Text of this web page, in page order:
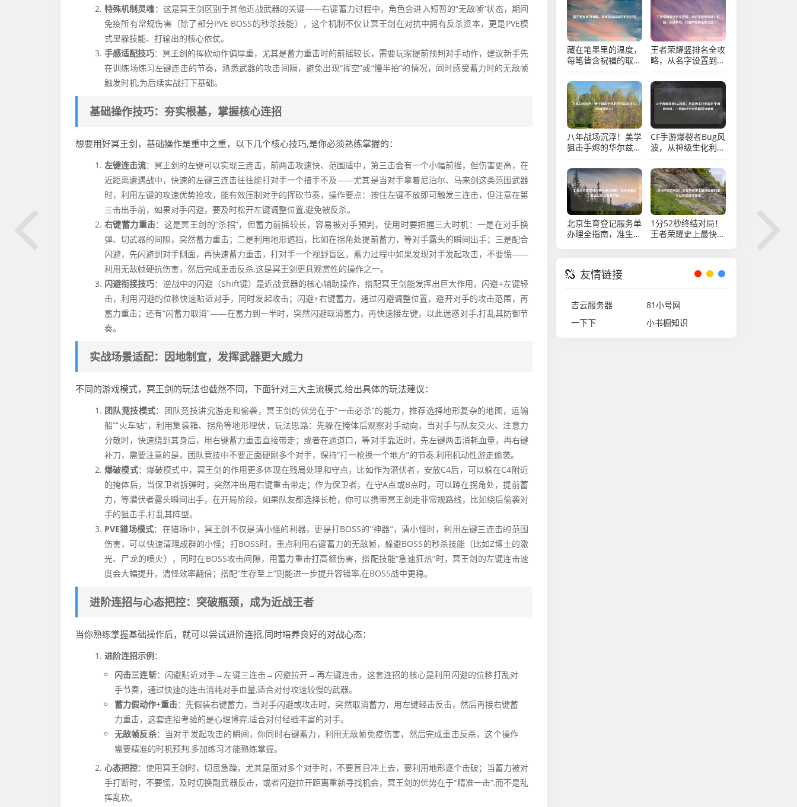
特殊机制灵魂：这是冥王剑区别于其他近战武器的关键——右键蓄力过程中，角色会进入短暂的“无敌帧”状态，期间
免疫所有常规伤害（除了部分PVE BOSS的秒杀技能），这个机制不仅让冥王剑在对抗中拥有反杀资本，更是PVE模
式里躲技能、打输出的核心依仗。
手感适配技巧：冥王剑的挥砍动作偏厚重，尤其是蓄力重击时的前摇较长，需要玩家提前预判对手动作，建议新手先
在训练场练习左键连击的节奏，熟悉武器的攻击间隔，避免出现“挥空”或“慢半拍”的情况，同时感受蓄力时的无敌帧
触发时机,为后续实战打下基础。
基础操作技巧：夯实根基，掌握核心连招
想要用好冥王剑，基础操作是重中之重，以下几个核心技巧,是你必须熟练掌握的：
左键连击流：冥王剑的左键可以实现三连击，前两击攻速快、范围适中，第三击会有一个小幅前摇，但伤害更高，在
近距离遭遇战中，快速的左键三连击往往能打对手一个措手不及——尤其是当对手拿着尼泊尔、马来剑这类范围武器
时，利用左键的攻速优势抢攻，能有效压制对手的挥砍节奏，操作要点：按住左键不放即可触发三连击，但注意在第
三击出手前，如果对手闪避，要及时松开左键调整位置,避免被反杀。
右键蓄力重击：这是冥王剑的“杀招”，但蓄力前摇较长，容易被对手预判，使用时要把握三大时机：一是在对手换
弹、切武器的间隙，突然蓄力重击；二是利用地形遮挡，比如在拐角处提前蓄力，等对手露头的瞬间出手；三是配合
闪避，先闪避到对手侧面，再快速蓄力重击，打对手一个视野盲区，蓄力过程中如果发现对手发起攻击，不要慌——
利用无敌帧硬抗伤害，然后完成重击反杀,这是冥王剑更具观赏性的操作之一。
闪避衔接技巧：逆战中的闪避（Shift键）是近战武器的核心辅助操作，搭配冥王剑能发挥出巨大作用，闪避+左键轻
击，利用闪避的位移快速贴近对手，同时发起攻击；闪避+右键蓄力，通过闪避调整位置，避开对手的攻击范围，再
蓄力重击；还有“闪蓄力取消”——在蓄力到一半时，突然闪避取消蓄力，再快速接左键，以此迷惑对手,打乱其防御节
奏。
实战场景适配：因地制宜，发挥武器更大威力
不同的游戏模式，冥王剑的玩法也截然不同，下面针对三大主流模式,给出具体的玩法建议：
团队竞技模式：团队竞技讲究游走和偷袭，冥王剑的优势在于“一击必杀”的能力，推荐选择地形复杂的地图，运输
船”“火车站”，利用集装箱、拐角等地形埋伏，玩法思路：先躲在掩体后观察对手动向，当对手与队友交火、注意力
分散时，快速绕到其身后，用右键蓄力重击直接带走；或者在通道口，等对手靠近时，先左键两击消耗血量，再右键
补刀，需要注意的是，团队竞技中不要正面硬刚多个对手，保持“打一枪换一个地方”的节奏,利用机动性游走偷袭。
爆破模式：爆破模式中，冥王剑的作用更多体现在残局处理和守点，比如作为潜伏者，安放C4后，可以躲在C4附近
的掩体后，当保卫者拆弹时，突然冲出用右键重击带走；作为保卫者，在守A点或B点时，可以蹲在拐角处，提前蓄
力，等潜伏者露头瞬间出手，在开局阶段，如果队友都选择长枪，你可以携带冥王剑走非常规路线，比如绕后偷袭对
手的狙击手,打乱其阵型。
PVE猎场模式：在猎场中，冥王剑不仅是清小怪的利器，更是打BOSS的“神器”，清小怪时，利用左键三连击的范围
伤害，可以快速清理成群的小怪；打BOSS时，重点利用右键蓄力的无敌帧，躲避BOSS的秒杀技能（比如Z博士的激
光、尸龙的喷火），同时在BOSS攻击间隙，用蓄力重击打高额伤害，搭配技能“急速狂热”时，冥王剑的左键连击速
度会大幅提升，清怪效率翻倍；搭配“生存至上”则能进一步提升容错率,在BOSS战中更稳。
进阶连招与心态把控：突破瓶颈，成为近战王者
当你熟练掌握基础操作后，就可以尝试进阶连招,同时培养良好的对战心态：
进阶连招示例：
闪击三连斩：闪避贴近对手→左键三连击→闪避拉开→再左键连击，这套连招的核心是利用闪避的位移打乱对
手节奏，通过快速的连击消耗对手血量,适合对付攻速较慢的武器。
蓄力假动作+重击：先假装右键蓄力，当对手闪避或攻击时，突然取消蓄力，用左键轻击反击，然后再接右键蓄
力重击，这套连招考验的是心理博弈,适合对付经验丰富的对手。
无敌帧反杀：当对手发起攻击的瞬间，你同时右键蓄力，利用无敌帧免疫伤害，然后完成重击反杀，这个操作
需要精准的时机预判,多加练习才能熟练掌握。
心态把控：使用冥王剑时，切忌急躁，尤其是面对多个对手时，不要盲目冲上去，要利用地形逐个击破；当蓄力被对
手打断时，不要慌，及时切换副武器反击，或者闪避拉开距离重新寻找机会，冥王剑的优势在于“精准一击”,而不是乱
挥乱砍。
藏在笔墨里的温度，
每笔皆含祝福的取名
好字
王者荣耀竖排名全攻
略，从名字设置到战
力机制、实战技巧，
打通荣耀榜进阶之路
八年战场沉浮！美学
狙击手烬的华尔兹皮
肤从6300直降至
4800
CF手游爆裂者Bug风
波，从神级生化利器
到平衡粉碎机，一场
游戏生态的震荡与修
复
北京生育登记服务单
办理全指南，准生证
1分52秒终结对局！
王者荣耀史上最快比
友情链接
吉云服务器
81小号网
一下下
小书橱知识